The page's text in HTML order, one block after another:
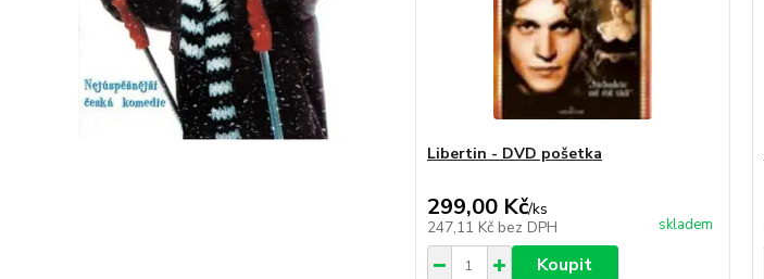
Libertin - DVD pošetka
299,00 Kč/ks
247,11 Kč bez DPH skladem
Koupit